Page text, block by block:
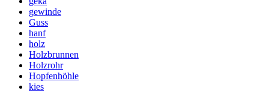
gewinde
Guss
hanf
holz
Holzbrunnen
Holzrohr
Hopfenhöhle
kies